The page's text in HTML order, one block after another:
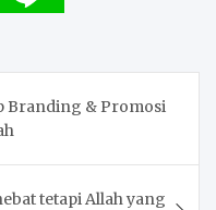
Branding & Promosi
tetapi Allah yang